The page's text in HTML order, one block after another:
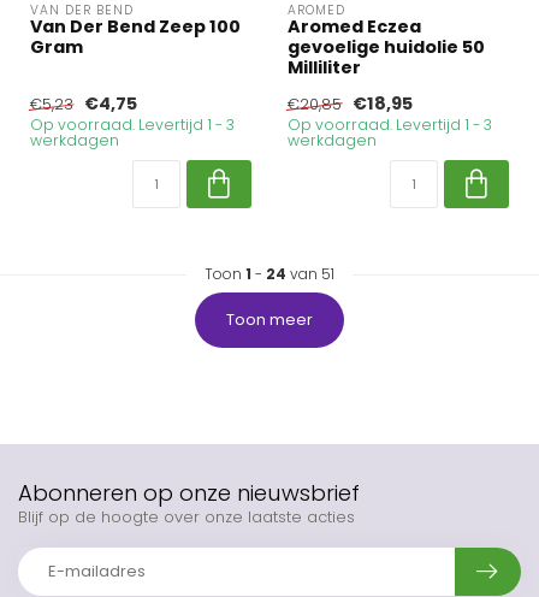
VAN DER BEND
Van Der Bend Zeep 100
Gram
€5,23 €4,75
Op voorraad. Levertijd 1 - 3
werkdagen
AROMED
Aromed Eczea
gevoelige huidolie 50
Milliliter
€20,85 €18,95
Op voorraad. Levertijd 1 - 3
werkdagen
Toon 1 - 24 van 51
Toon meer
Abonneren op onze nieuwsbrief
Blijf op de hoogte over onze laatste acties